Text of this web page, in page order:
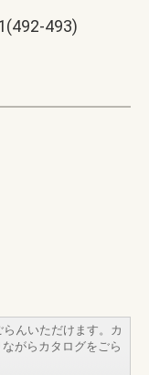
493)
んいただけます。カ
がらカタログをごら